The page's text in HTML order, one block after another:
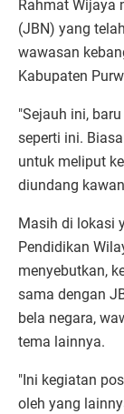
Rahmat Wijaya
(JBN) yang
wawasan
Kabupaten
"Sejauh ini,
seperti ini.
untuk meliput
diundang
Masih di lokasi
Pendidikan
menyebutkan,
sama dengan
bela negara,
tema lainnya.
"Ini kegiatan
oleh yang